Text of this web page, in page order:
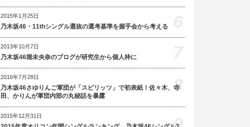
2015年1月25日
乃木坂46・11thシングル選抜の選考基準を握手会から考える
2013年10月7日
乃木坂46堀未央奈のブログが研究生から個人枠に
2016年7月28日
乃木坂46さゆりんご軍団が「スピリッツ」で初表紙！佐々木、寺
田、かりんが軍団内部の丸秘話を暴露
8
2015年12月31日